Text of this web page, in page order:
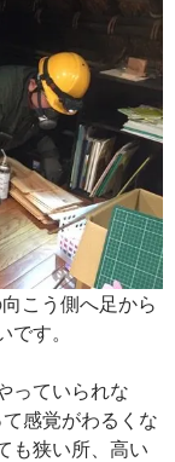
こう側へ足から
す。
っていられな
感覚がわるくな
も狭い所、高い